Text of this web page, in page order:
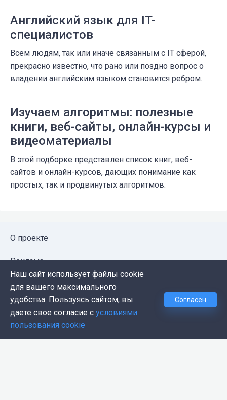
Английский язык для IT-
специалистов
Всем людям, так или иначе связанным с IT сферой,
прекрасно известно, что рано или поздно вопрос о
владении английским языком становится ребром.
Изучаем алгоритмы: полезные
книги, веб-сайты, онлайн-курсы и
видеоматериалы
В этой подборке представлен список книг, веб-
сайтов и онлайн-курсов, дающих понимание как
простых, так и продвинутых алгоритмов.
О проекте
Реклама
Публичная оферта
Политика конфиденциальности
Контакты
Наш сайт использует файлы cookie
для вашего максимального
удобства. Пользуясь сайтом, вы
даете свое согласие с условиями
пользования cookie
Согласен